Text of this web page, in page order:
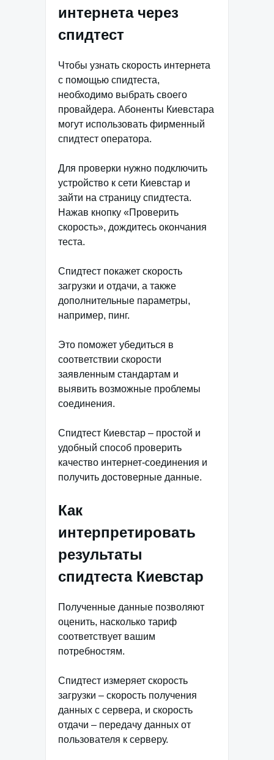
интернета через
спидтест
Чтобы узнать скорость интернета
с помощью спидтеста,
необходимо выбрать своего
провайдера. Абоненты Киевстара
могут использовать фирменный
спидтест оператора.
Для проверки нужно подключить
устройство к сети Киевстар и
зайти на страницу спидтеста.
Нажав кнопку «Проверить
скорость», дождитесь окончания
теста.
Спидтест покажет скорость
загрузки и отдачи, а также
дополнительные параметры,
например, пинг.
Это поможет убедиться в
соответствии скорости
заявленным стандартам и
выявить возможные проблемы
соединения.
Спидтест Киевстар – простой и
удобный способ проверить
качество интернет-соединения и
получить достоверные данные.
Как
интерпретировать
результаты
спидтеста Киевстар
Полученные данные позволяют
оценить, насколько тариф
соответствует вашим
потребностям.
Спидтест измеряет скорость
загрузки – скорость получения
данных с сервера, и скорость
отдачи – передачу данных от
пользователя к серверу.